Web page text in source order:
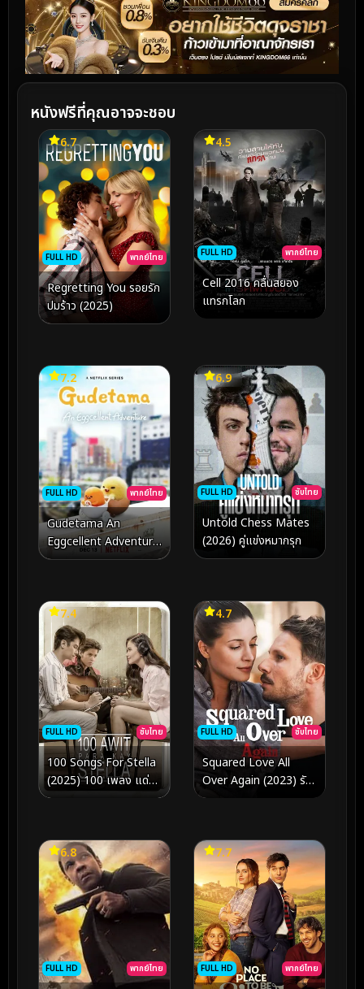
หนังฟรีที่คุณอาจจะชอบ
FULL HD พากย์ไทย
6.7
Regretting You รอยรัก
ปมร้าว (2025)
FULL HD พากย์ไทย
4.5
Cell 2016 คลื่นสยอง
แทรกโลก
FULL HD พากย์ไทย
7.2
Gudetama An
Eggcellent Adventure
(2022) กุเดทามะ ไข่ขี้
FULL HD ซับไทย
6.9
Untold Chess Mates
(2026) คู่แข่งหมากรุก
FULL HD ซับไทย
7.4
100 Songs For Stella
(2025) 100 เพลง แด่ส
เตลล่า
FULL HD ซับไทย
4.7
Squared Love All
Over Again (2023) รัก
กำลังสอง (อีกแล้ว)
FULL HD พากย์ไทย
6.8
FULL HD พากย์ไทย
7.7